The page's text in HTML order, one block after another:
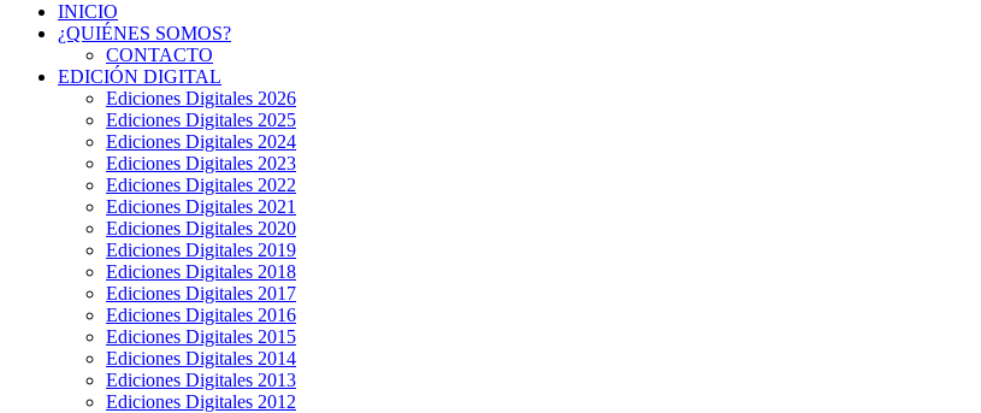
INICIO
¿QUIÉNES SOMOS?
CONTACTO
EDICIÓN DIGITAL
Ediciones Digitales 2026
Ediciones Digitales 2025
Ediciones Digitales 2024
Ediciones Digitales 2023
Ediciones Digitales 2022
Ediciones Digitales 2021
Ediciones Digitales 2020
Ediciones Digitales 2019
Ediciones Digitales 2018
Ediciones Digitales 2017
Ediciones Digitales 2016
Ediciones Digitales 2015
Ediciones Digitales 2014
Ediciones Digitales 2013
Ediciones Digitales 2012